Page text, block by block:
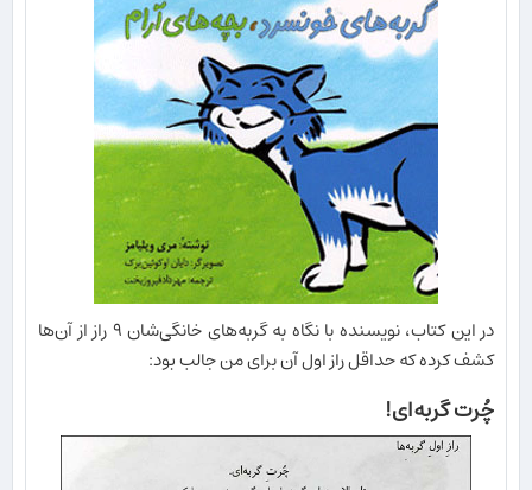
در این کتاب، نویسنده با نگاه به گربه‌های خانگی‌شان ۹ راز از آن‌ها
کشف کرده که حداقل راز اول آن برای من جالب بود:
چُرت گربه‌ای!